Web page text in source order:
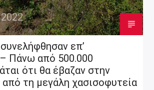
επ’
Πάνω από 500.000
ότι θα έβαζαν στην
τη μεγάλη χασισοφυτεία